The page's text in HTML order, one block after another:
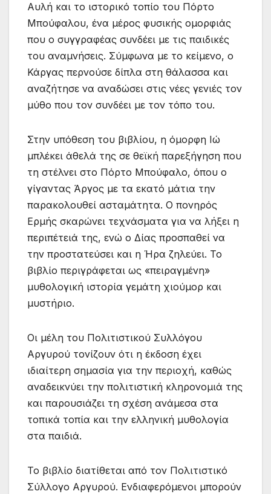
Αυλή και το ιστορικό τοπίο του Πόρτο
Μπούφαλου, ένα μέρος φυσικής ομορφιάς
που ο συγγραφέας συνδέει με τις παιδικές
του αναμνήσεις. Σύμφωνα με το κείμενο, ο
Κάργας περνούσε δίπλα στη θάλασσα και
αναζήτησε να αναδώσει στις νέες γενιές τον
μύθο που τον συνδέει με τον τόπο του.
Στην υπόθεση του βιβλίου, η όμορφη Ιώ
μπλέκει άθελά της σε θεϊκή παρεξήγηση που
τη στέλνει στο Πόρτο Μπούφαλο, όπου ο
γίγαντας Άργος με τα εκατό μάτια την
παρακολουθεί ασταμάτητα. Ο πονηρός
Ερμής σκαρώνει τεχνάσματα για να λήξει η
περιπέτειά της, ενώ ο Δίας προσπαθεί να
την προστατεύσει και η Ήρα ζηλεύει. Το
βιβλίο περιγράφεται ως «πειραγμένη»
μυθολογική ιστορία γεμάτη χιούμορ και
μυστήριο.
Οι μέλη του Πολιτιστικού Συλλόγου
Αργυρού τονίζουν ότι η έκδοση έχει
ιδιαίτερη σημασία για την περιοχή, καθώς
αναδεικνύει την πολιτιστική κληρονομιά της
και παρουσιάζει τη σχέση ανάμεσα στα
τοπικά τοπία και την ελληνική μυθολογία
στα παιδιά.
Το βιβλίο διατίθεται από τον Πολιτιστικό
Σύλλογο Αργυρού. Ενδιαφερόμενοι μπορούν